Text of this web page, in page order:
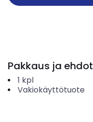
Pakkaus ja ehdot
1 kpl
Vakiokäyttötuote